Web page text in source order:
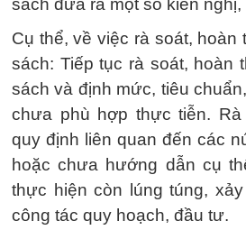
sách đưa ra một số kiến nghị,
Cụ thể, về việc rà soát, hoàn
sách: Tiếp tục rà soát, hoàn
sách và định mức, tiêu
chưa phù hợp thực tiễn.
quy định liên quan đến các
hoặc chưa hướng dẫn cụ
thực hiện còn lúng túng,
công tác quy hoạch, đầu tư.